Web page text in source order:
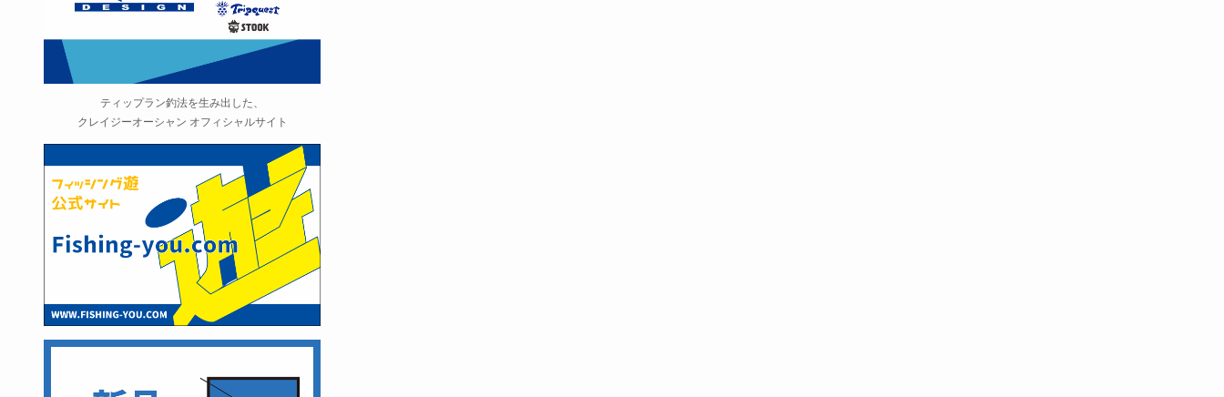
ティップラン釣法を生み出した、
クレイジーオーシャン オフィシャルサイト